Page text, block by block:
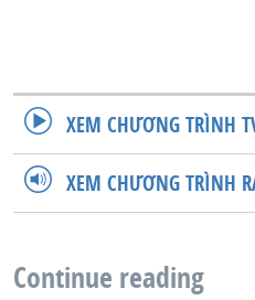
XEM CHƯƠNG TRÌNH
XEM CHƯƠNG TRÌNH
Continue reading